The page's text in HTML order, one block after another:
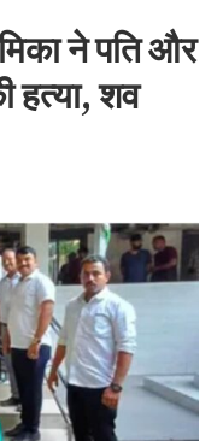
ने पति और
हत्या, शव